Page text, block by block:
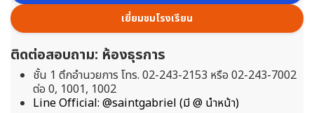
เยี่ยมชมโรงเรียน
ติดต่อสอบถาม: ห้องธุรการ
ชั้น 1 ตึกอำนวยการ โทร. 02-243-2153 หรือ 02-243-7002
ต่อ 0, 1001, 1002
Line Official: @saintgabriel (มี @ นำหน้า)